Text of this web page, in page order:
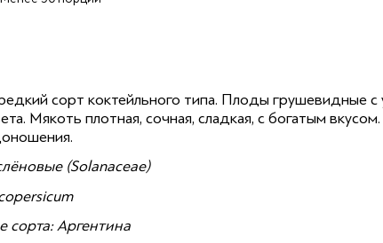
сорт коктейльного типа. Плоды грушевидные с
Мякоть плотная, сочная, сладкая, с богатым
(Solanaceae)
сорта: Аргентина